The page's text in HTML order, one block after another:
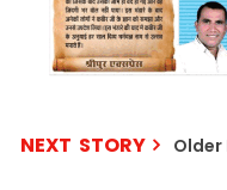
NEXT STORY Older